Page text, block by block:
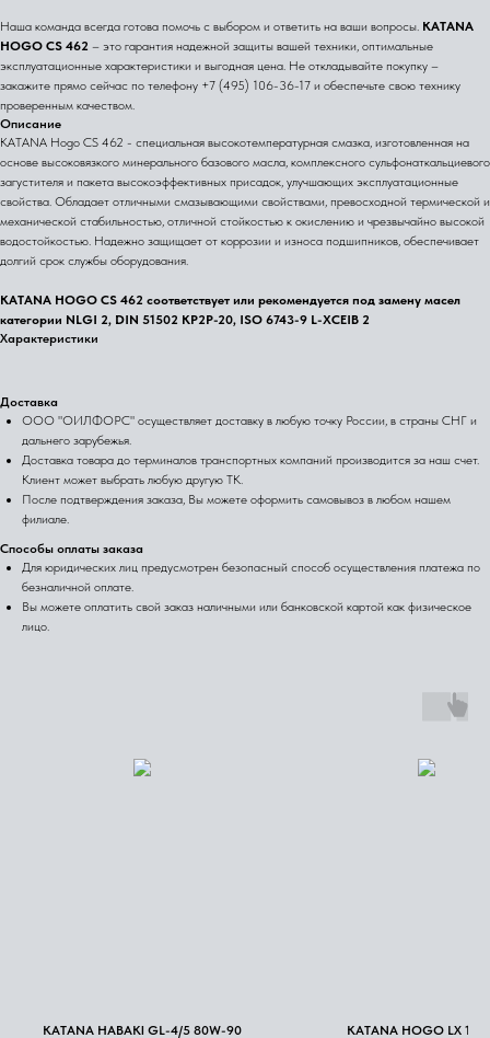
Наша команда всегда готова помочь с выбором и ответить на ваши вопросы. KATANA
HOGO CS 462 – это гарантия надежной защиты вашей техники, оптимальные
эксплуатационные характеристики и выгодная цена. Не откладывайте покупку –
закажите прямо сейчас по телефону +7 (495) 106-36-17 и обеспечьте свою технику
проверенным качеством.
Описание
KATANA Hogo CS 462 - специальная высокотемпературная смазка, изготовленная на
основе высоковязкого минерального базового масла, комплексного сульфонаткальциевого
загустителя и пакета высокоэффективных присадок, улучшающих эксплуатационные
свойства. Обладает отличными смазывающими свойствами, превосходной термической и
механической стабильностью, отличной стойкостью к окислению и чрезвычайно высокой
водостойкостью. Надежно защищает от коррозии и износа подшипников, обеспечивает
долгий срок службы оборудования.
KATANA HOGO CS 462 соответствует или рекомендуется под замену масел
категории NLGI 2, DIN 51502 KP2P-20, ISO 6743-9 L-XCEIB 2
Характеристики
Доставка
ООО "ОИЛФОРС" осуществляет доставку в любую точку России, в страны СНГ и
дальнего зарубежья.
Доставка товара до терминалов транспортных компаний производится за наш счет.
Клиент может выбрать любую другую ТК.
После подтверждения заказа, Вы можете оформить самовывоз в любом нашем
филиале.
Способы оплаты заказа
Для юридических лиц предусмотрен безопасный способ осуществления платежа по
безналичной оплате.
Вы можете оплатить свой заказ наличными или банковской картой как физическое
лицо.
KATANA HABAKI GL-4/5 80W-90 KATANA HOGO LX 102